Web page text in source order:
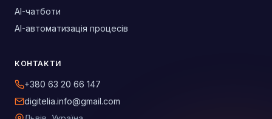
AI-чатботи
AI-автоматизація процесів
КОНТАКТИ
+380 63 20 66 147
digitelia.info@gmail.com